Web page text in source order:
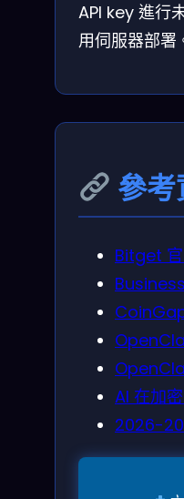
API key 進行
用伺服器部署
參
Bitget
AI 在加
2026-